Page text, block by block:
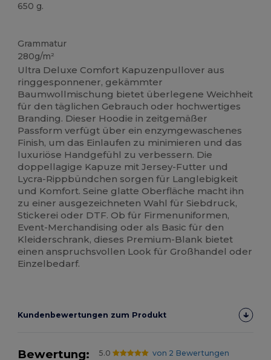
650 g.
Grammatur
280g/m²
Ultra Deluxe Comfort Kapuzenpullover aus
ringgesponnener, gekämmter
Baumwollmischung bietet überlegene Weichheit
für den täglichen Gebrauch oder hochwertiges
Branding. Dieser Hoodie in zeitgemäßer
Passform verfügt über ein enzymgewaschenes
Finish, um das Einlaufen zu minimieren und das
luxuriöse Handgefühl zu verbessern. Die
doppellagige Kapuze mit Jersey-Futter und
Lycra-Rippbündchen sorgen für Langlebigkeit
und Komfort. Seine glatte Oberfläche macht ihn
zu einer ausgezeichneten Wahl für Siebdruck,
Stickerei oder DTF. Ob für Firmenuniformen,
Event-Merchandising oder als Basic für den
Kleiderschrank, dieses Premium-Blank bietet
einen anspruchsvollen Look für Großhandel oder
Einzelbedarf.
Kundenbewertungen zum Produkt
Bewertung: 5.0 von 2 Bewertungen